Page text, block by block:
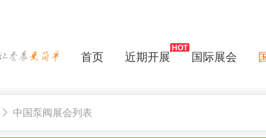
首页 近期开展 国际展会
中国泵阀展会列表